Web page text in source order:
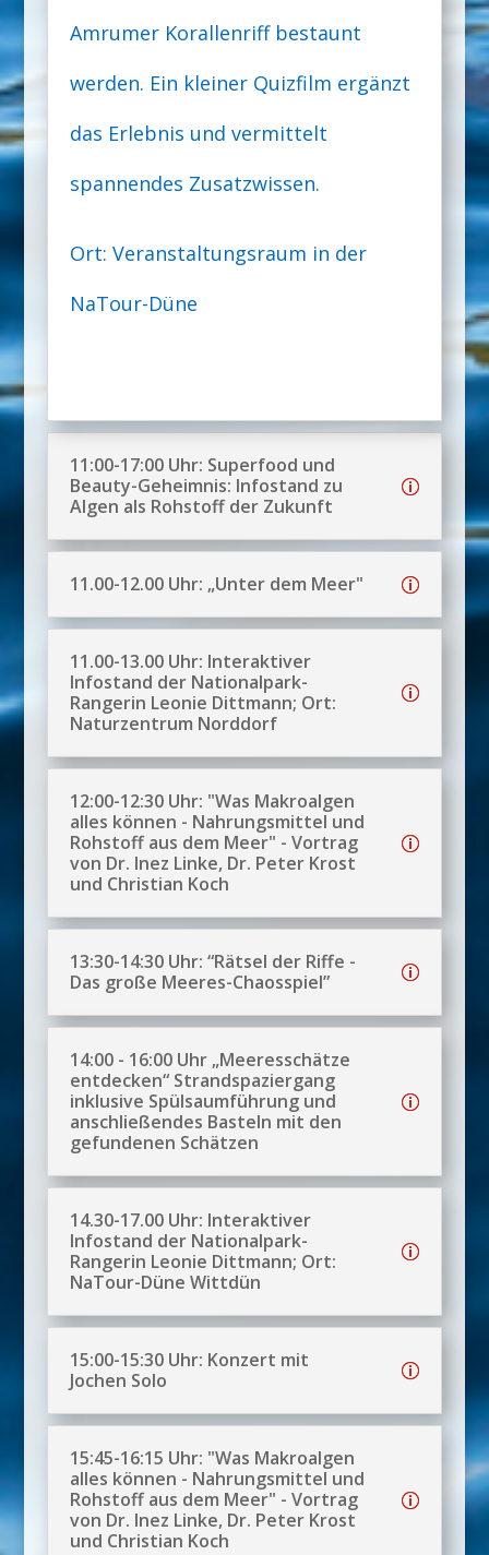
Amrumer Korallenriff bestaunt
werden. Ein kleiner Quizfilm ergänzt
das Erlebnis und vermittelt
spannendes Zusatzwissen.
Ort: Veranstaltungsraum in der
NaTour-Düne
11:00-17:00 Uhr: Superfood und
Beauty-Geheimnis: Infostand zu
Algen als Rohstoff der Zukunft
11.00-12.00 Uhr: „Unter dem Meer"
11.00-13.00 Uhr: Interaktiver
Infostand der Nationalpark-
Rangerin Leonie Dittmann; Ort:
Naturzentrum Norddorf
12:00-12:30 Uhr: "Was Makroalgen
alles können - Nahrungsmittel und
Rohstoff aus dem Meer" - Vortrag
von Dr. Inez Linke, Dr. Peter Krost
und Christian Koch
13:30-14:30 Uhr: “Rätsel der Riffe -
Das große Meeres-Chaosspiel”
14:00 - 16:00 Uhr „Meeresschätze
entdecken“ Strandspaziergang
inklusive Spülsaumführung und
anschließendes Basteln mit den
gefundenen Schätzen
14.30-17.00 Uhr: Interaktiver
Infostand der Nationalpark-
Rangerin Leonie Dittmann; Ort:
NaTour-Düne Wittdün
15:00-15:30 Uhr: Konzert mit
Jochen Solo
15:45-16:15 Uhr: "Was Makroalgen
alles können - Nahrungsmittel und
Rohstoff aus dem Meer" - Vortrag
von Dr. Inez Linke, Dr. Peter Krost
und Christian Koch